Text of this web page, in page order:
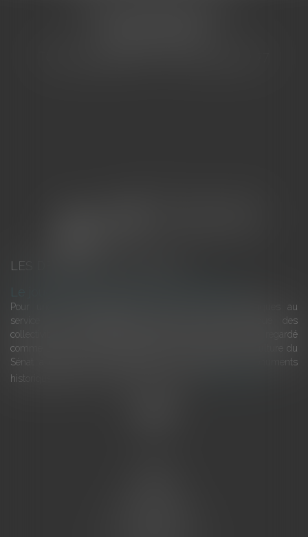
LES DERNIÈRES ACTUALITÉS
Le joug léger des monuments historiques
Pour une gestion patrimoniale des monuments historiques au
service du développement économique et touristique des
collectivités Le monument historique a longtemps été regardé
comme une charge. Le rapport que la commission de la culture du
Sénat a consacré, en juillet 2026, à la gestion des monuments
historiques invite à y voir aussi une ressour...